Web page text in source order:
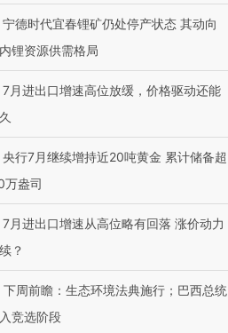
宁德时代宜春锂矿仍处停产状态 其动向
锂资源供需格局
7月进出口增速高位放缓，价格驱动还能
央行7月继续增持近20吨黄金 累计储备超
盎司
7月进出口增速从高位略有回落 涨价动力
？
下周前瞻：生态环境法典施行；巴西总统
竞选阶段